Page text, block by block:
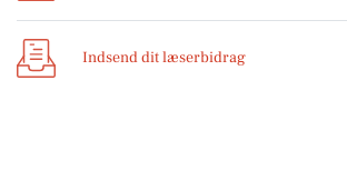
Indsend dit læserbidrag